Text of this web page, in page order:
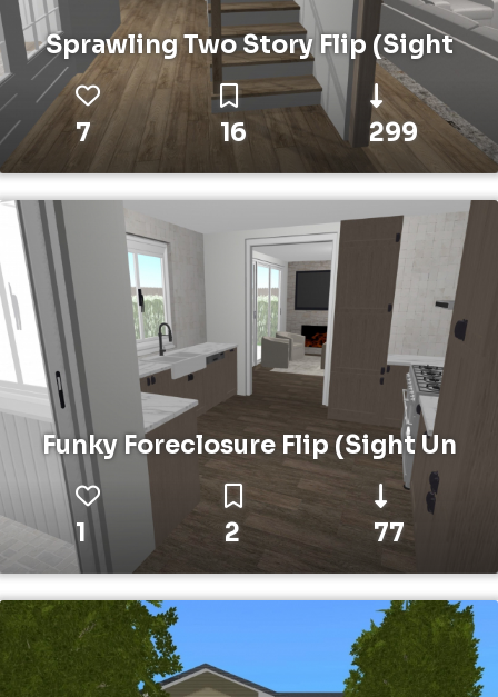
Sprawling Two Story Flip (Sight
7 16 299
Funky Foreclosure Flip (Sight Un
1 2 77